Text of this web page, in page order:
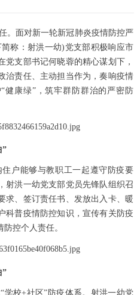
。面对新一轮新冠肺炎疫情防控严
称：射洪一幼)党支部积极响应市
支部书记何晓蓉的精心谋划下，
治责任、主动担当作为，奏响疫情
健康绿”，筑牢群防群治的严密防
”
户能够与教职工一起遵守防疫要
射洪一幼党支部党员先锋队组织召
求、签订责任书、发放出入卡、暖
科普疫情防控知识，宣传有关防疫
控个人责任。
”
学校+社区”防疫体系。射洪一幼党